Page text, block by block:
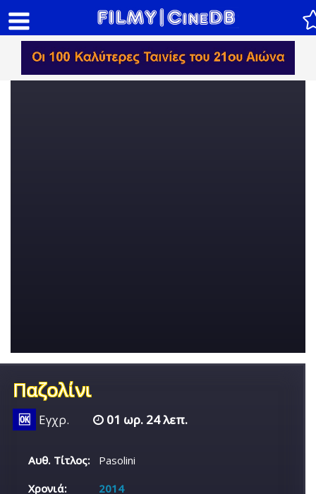
Παζολίνι
🆗 Εγχρ. 01 ωρ. 24 λεπ.
Αυθ. Τίτλος:
Pasolini
Χρονιά:
2014